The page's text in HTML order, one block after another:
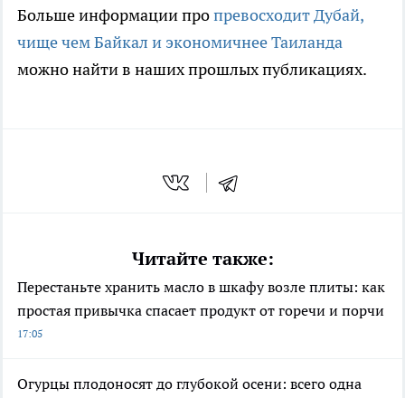
Больше информации пропревосходит Дубай,
чище чем Байкал и экономичнее Таиланда
можно найти в наших прошлых публикациях.
Читайте также:
Перестаньте хранить масло в шкафу возле плиты: как
простая привычка спасает продукт от горечи и порчи
17:05
Огурцы плодоносят до глубокой осени: всего одна